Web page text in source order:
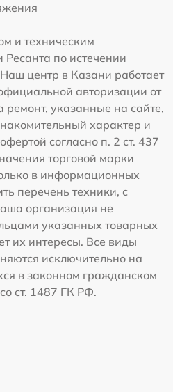
и техническим
по истечении
центр в Казани работает
авторизации от
указанные на сайте,
характер и
согласно п. 2 ст. 437
торговой марки
в информационных
перечень техники, с
организация не
указанных товарных
их интересы. Все виды
исключительно на
в законном гражданском
ст. 1487 ГК РФ.